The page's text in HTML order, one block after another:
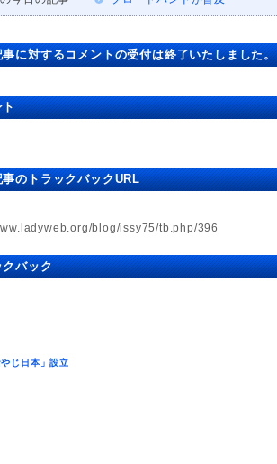
事に対するコメントの受付は終了いたしました。
ト
事のトラックバックURL
blog/issy75/tb.php/396
クバック
じ日本」設立